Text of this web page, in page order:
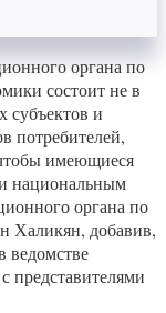
органа по
состоит не в
субъектов и
потребителей,
имеющиеся
национальным
органа по
Халикян, добавив,
ведомстве
представителями